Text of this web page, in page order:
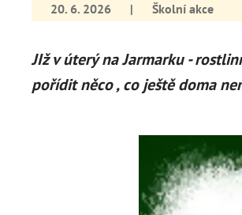
20. 6. 2026 | Školní akce
JIž v úterý na Jarmarku -
pořídit něco , co ještě doma